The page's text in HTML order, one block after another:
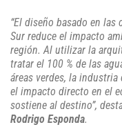
“El diseño basado en
Sur reduce el impacto
región. Al utilizar la
tratar el 100 % de las
áreas verdes, la
el impacto directo en el
sostiene al destino”,
Rodrigo Esponda.